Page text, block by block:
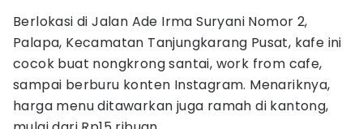
Berlokasi di Jalan Ade Irma Suryani Nomor 2,
Palapa, Kecamatan Tanjungkarang Pusat, kafe ini
cocok buat nongkrong santai, work from cafe,
sampai berburu konten Instagram. Menariknya,
harga menu ditawarkan juga ramah di kantong,